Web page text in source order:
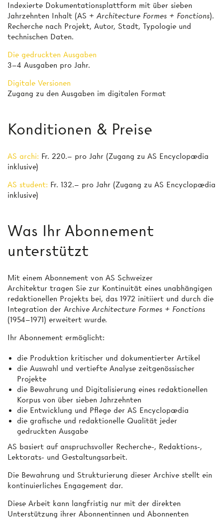
Indexierte Dokumentationsplattform mit über sieben
Jahrzehnten Inhalt (AS + Architecture Formes + Fonctions).
Recherche nach Projekt, Autor, Stadt, Typologie und
technischen Daten.
Die gedruckten Ausgaben
3–4 Ausgaben pro Jahr.
Digitale Versionen
Zugang zu den Ausgaben im digitalen Format
Konditionen & Preise
AS archi: Fr. 220.– pro Jahr (Zugang zu AS Encyclopædia
inklusive)
AS student: Fr. 132.– pro Jahr (Zugang zu AS Encyclopædia
inklusive)
Was Ihr Abonnement
unterstützt
Mit einem Abonnement von AS Schweizer
Architektur tragen Sie zur Kontinuität eines unabhängigen
redaktionellen Projekts bei, das 1972 initiiert und durch die
Integration der Archive Architecture Formes + Fonctions
(1954–1971) erweitert wurde.
Ihr Abonnement ermöglicht:
die Produktion kritischer und dokumentierter Artikel
die Auswahl und vertiefte Analyse zeitgenössischer
Projekte
die Bewahrung und Digitalisierung eines redaktionellen
Korpus von über sieben Jahrzehnten
die Entwicklung und Pflege der AS Encyclopædia
die grafische und redaktionelle Qualität jeder
gedruckten Ausgabe
AS basiert auf anspruchsvoller Recherche-, Redaktions-,
Lektorats- und Gestaltungsarbeit.
Die Bewahrung und Strukturierung dieser Archive stellt ein
kontinuierliches Engagement dar.
Diese Arbeit kann langfristig nur mit der direkten
Unterstützung ihrer Abonnentinnen und Abonnenten